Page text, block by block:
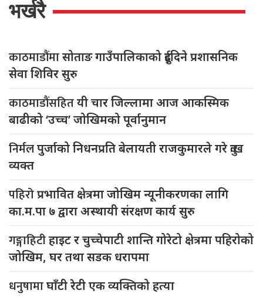
भर्खरै
काठमाडौंमासोताङ गाउँपालिकाको दुईदिने प्रशासनिक
सेवा शिविर सुरु
काठमाडौंसहितयी चार जिल्लामा आज आकस्मिक
बाढीको ‘उच्च’ जोखिमको पूर्वानुमान
निर्मलपुर्जाको निधनप्रति बेलायती राजकुमारले गरे दुःख
व्यक्त
पहिरोप्रभावित क्षेत्रमा जोखिम न्यूनीकरणका लागि
का.म.पा ७ द्वारा अस्थायी संरक्षण कार्य सुरु
गङ्गाहिटीहाइट र चुच्चेपाटी शान्ति गोरेटो क्षेत्रमा पहिरोको
जोखिम, घर तथा सडक धरापमा
धनुषामाघाँटी रेटी एक व्यक्तिको हत्या